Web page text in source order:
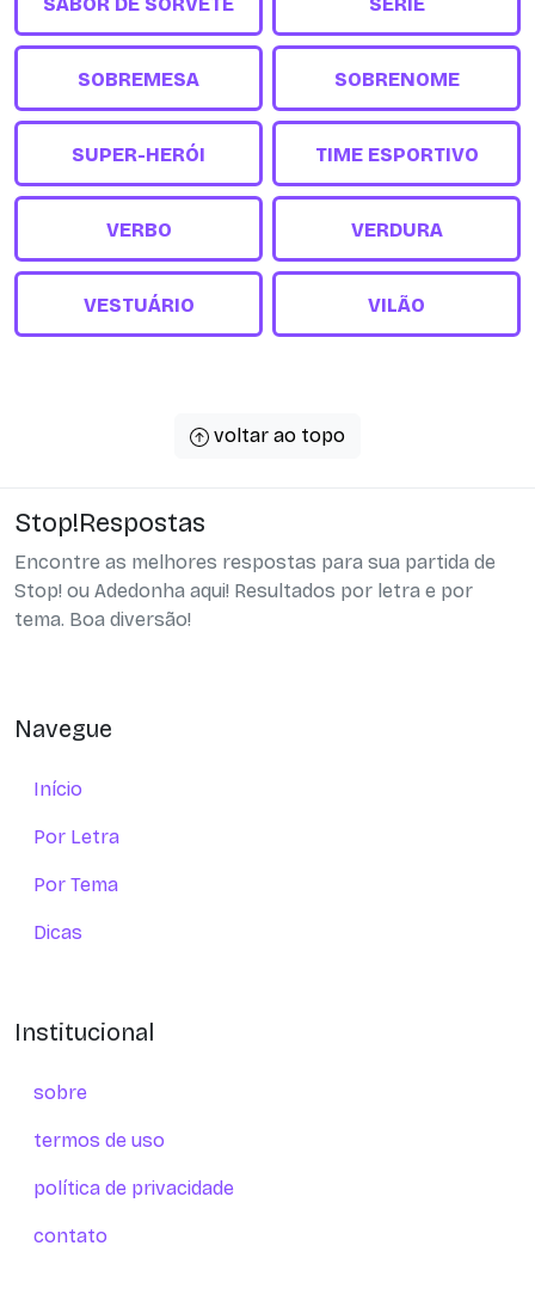
SOBREMESA SOBRENOME
SUPER-HERÓI TIME ESPORTIVO
VERBO VERDURA
VESTUÁRIO VILÃO
voltar ao topo
Stop!Respostas
Encontre as melhores respostas para sua partida de
Stop! ou Adedonha aqui! Resultados por letra e por
tema. Boa diversão!
Navegue
Início
Por Letra
Por Tema
Dicas
Institucional
sobre
termos de uso
política de privacidade
contato